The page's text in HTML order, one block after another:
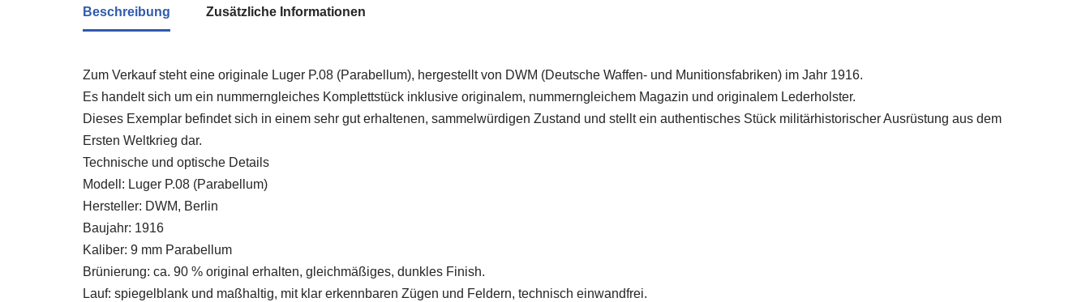
Beschreibung Zusätzliche Informationen
Zum Verkauf steht eine originale Luger P.08 (Parabellum), hergestellt von DWM (Deutsche Waffen- und Munitionsfabriken) im Jahr 1916.
Es handelt sich um ein nummerngleiches Komplettstück inklusive originalem, nummerngleichem Magazin und originalem Lederholster.
Dieses Exemplar befindet sich in einem sehr gut erhaltenen, sammelwürdigen Zustand und stellt ein authentisches Stück militärhistorischer Ausrüstung aus dem
Ersten Weltkrieg dar.
Technische und optische Details
Modell: Luger P.08 (Parabellum)
Hersteller: DWM, Berlin
Baujahr: 1916
Kaliber: 9 mm Parabellum
Brünierung: ca. 90 % original erhalten, gleichmäßiges, dunkles Finish.
Lauf: spiegelblank und maßhaltig, mit klar erkennbaren Zügen und Feldern, technisch einwandfrei.